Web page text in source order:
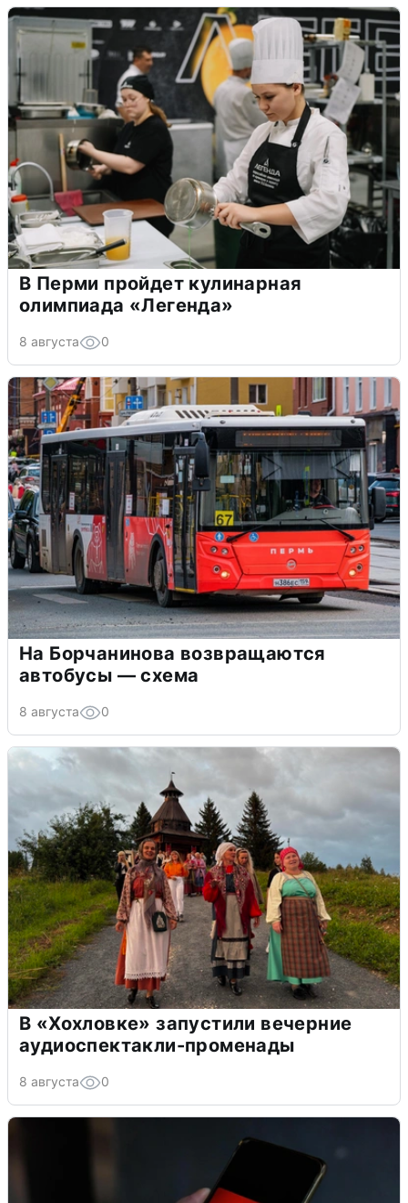
В Перми пройдет кулинарная
олимпиада «Легенда»
8 августа 0
На Борчанинова возвращаются
автобусы — схема
8 августа 0
В «Хохловке» запустили вечерние
аудиоспектакли-променады
8 августа 0